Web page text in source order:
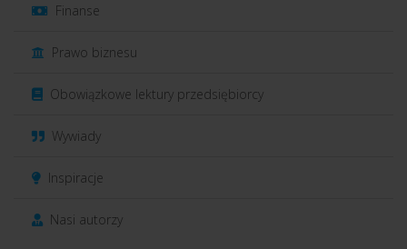
Finanse
Prawo biznesu
Obowiązkowe lektury przedsiębiorcy
Wywiady
Inspiracje
Nasi autorzy